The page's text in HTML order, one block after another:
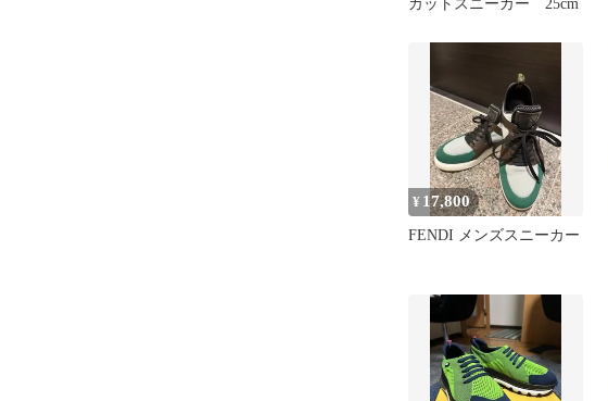
カットスニーカー 25cm
¥ 17,800
FENDI メンズスニーカー